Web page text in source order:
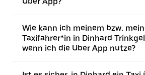
Wie kann ich meinem bzw.
Taxifahrer*in in Dinhard
wenn ich die Uber App nutze?